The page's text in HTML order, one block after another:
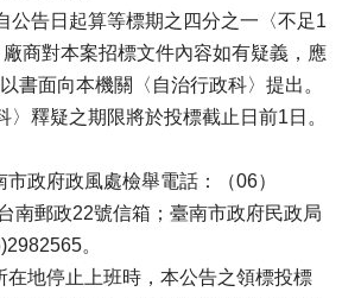
公告日起算等標期之四分之一〈不足1
商對本案招標文件內容如有疑義，應
書面向本機關〈自治行政科〉提出。
〉釋疑之期限將於投標截止日前1日。
政府政風處檢舉電話：（06）
南郵政22號信箱；臺南市政府民政局
。
在地停止上班時，本公告之領標投標